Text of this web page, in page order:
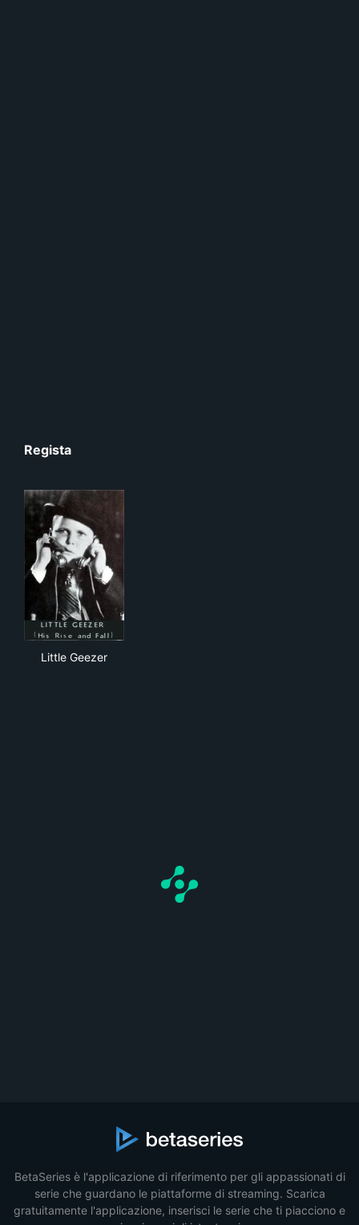
Regista
Little Geezer
BetaSeries è l'applicazione di riferimento per gli appassionati di
serie che guardano le piattaforme di streaming. Scarica
gratuitamente l'applicazione, inserisci le serie che ti piacciono e